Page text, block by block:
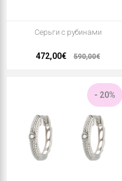
Серьги с рубинами
472,00€ 590,00€
- 20%